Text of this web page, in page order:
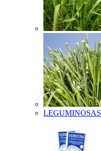
LEGUMINOSAS